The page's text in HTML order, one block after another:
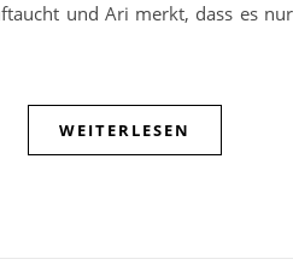
und Ari merkt, dass es
WEITERLESEN